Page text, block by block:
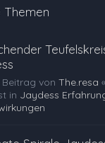
Themen
Beitrag von The.resa «
in Jaydess